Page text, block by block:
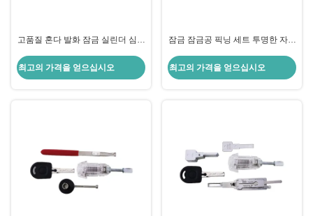
고품질 혼다 발화 잠금 실린더 심장
최고의 가격을 얻으십시오
잠금 잠금공 픽닝 세트 투명한 자동
HU66
최고의 가격을 얻으십시오